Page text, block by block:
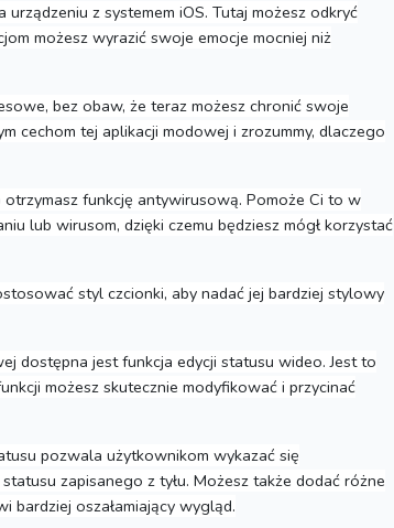
z systemem iOS. Tutaj możesz odkryć
możesz wyrazić swoje emocje mocniej niż
bez obaw, że teraz możesz chronić swoje
cechom tej aplikacji modowej i zrozummy, dlaczego
funkcję antywirusową. Pomoże Ci to w
lub wirusom, dzięki czemu będziesz mógł korzystać
styl czcionki, aby nadać jej bardziej stylowy
dostępna jest funkcja edycji statusu wideo.Jest to
możesz skutecznie modyfikować i przycinać
pozwala użytkownikom wykazać się
zapisanego z tyłu. Możesz także dodać różne
bardziej oszałamiający wygląd.